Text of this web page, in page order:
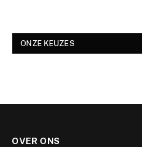
ONZE KEUZES
OVER ONS